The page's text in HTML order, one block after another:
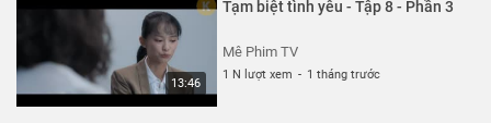
13:46
Tạm biệt tình yêu - Tập 8 - Phần 3
Mê Phim TV
1 N lượt xem - 1 tháng trước